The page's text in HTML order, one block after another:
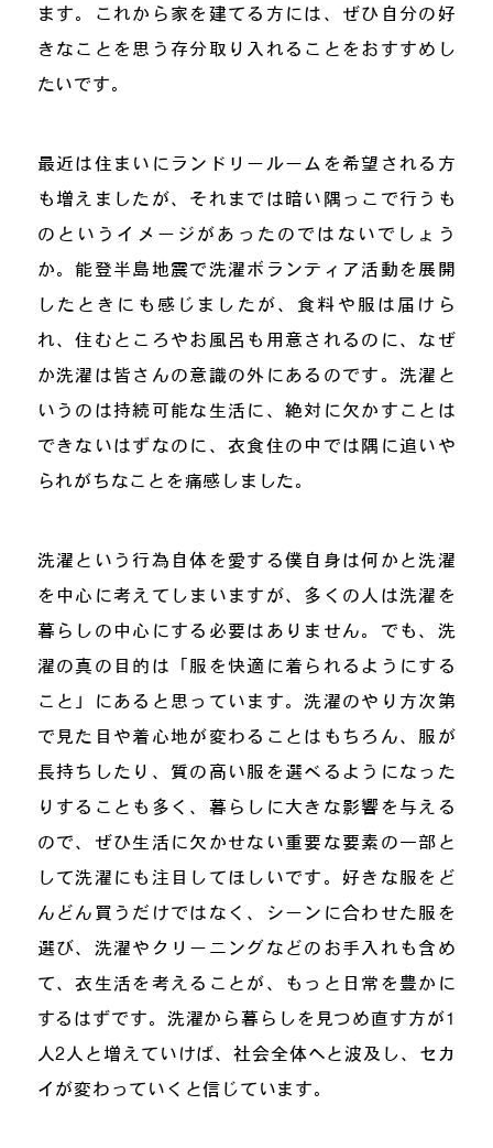
ます。これから家を建てる方には、ぜひ自分の好
きなことを思う存分取り入れることをおすすめし
たいです。
最近は住まいにランドリールームを希望される方
も増えましたが、それまでは暗い隅っこで行うも
のというイメージがあったのではないでしょう
か。能登半島地震で洗濯ボランティア活動を展開
したときにも感じましたが、食料や服は届けら
れ、住むところやお風呂も用意されるのに、なぜ
か洗濯は皆さんの意識の外にあるのです。洗濯と
いうのは持続可能な生活に、絶対に欠かすことは
できないはずなのに、衣食住の中では隅に追いや
られがちなことを痛感しました。
洗濯という行為自体を愛する僕自身は何かと洗濯
を中心に考えてしまいますが、多くの人は洗濯を
暮らしの中心にする必要はありません。でも、洗
濯の真の目的は「服を快適に着られるようにする
こと」にあると思っています。洗濯のやり方次第
で見た目や着心地が変わることはもちろん、服が
長持ちしたり、質の高い服を選べるようになった
りすることも多く、暮らしに大きな影響を与える
ので、ぜひ生活に欠かせない重要な要素の一部と
して洗濯にも注目してほしいです。好きな服をど
んどん買うだけではなく、シーンに合わせた服を
選び、洗濯やクリーニングなどのお手入れも含め
て、衣生活を考えることが、もっと日常を豊かに
するはずです。洗濯から暮らしを見つめ直す方が1
人2人と増えていけば、社会全体へと波及し、セカ
イが変わっていくと信じています。